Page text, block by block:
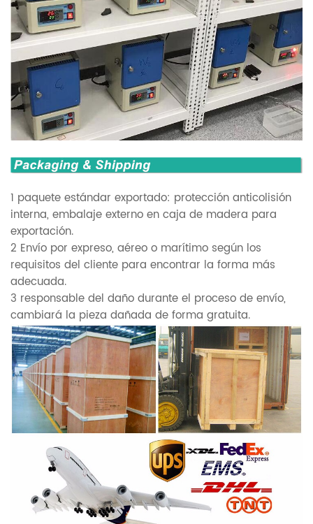
1 paquete estándar exportado: protección anticolisión
interna, embalaje externo en caja de madera para
exportación.
2 Envío por expreso, aéreo o marítimo según los
requisitos del cliente para encontrar la forma más
adecuada.
3 responsable del daño durante el proceso de envío,
cambiará la pieza dañada de forma gratuita.